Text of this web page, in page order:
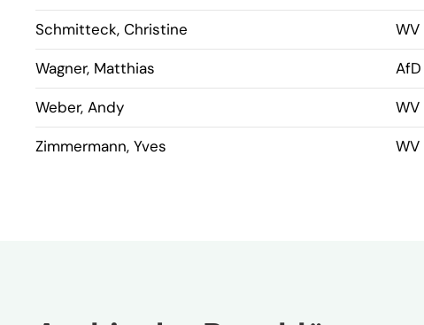
Schmitteck, Christine
WV
Wagner, Matthias
AfD
Weber, Andy
WV
Zimmermann, Yves
WV